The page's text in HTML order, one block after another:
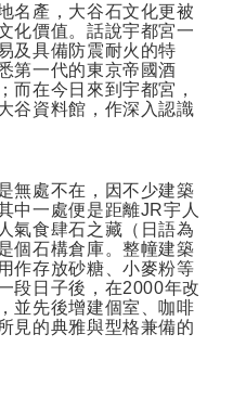
名產，大谷石文化更被
化價值。話說宇都宮一
及具備防震耐火的特
第一代的東京帝國酒
而在今日來到宇都宮，
谷資料館，作深入認識
無處不在，因不少建築
中一處便是距離JR宇人
氣食肆石之藏（日語為
個石構倉庫。整幢建築
作存放砂糖、小麥粉等
段日子後，在2000年改
並先後增建個室、咖啡
見的典雅與型格兼備的